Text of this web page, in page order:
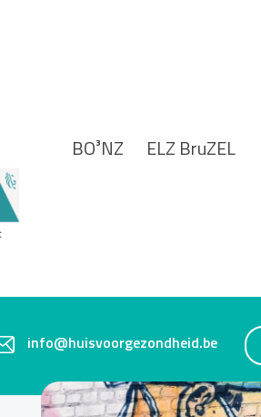
BO³NZ ELZ BruZEL
info@huisvoorgezondheid.be